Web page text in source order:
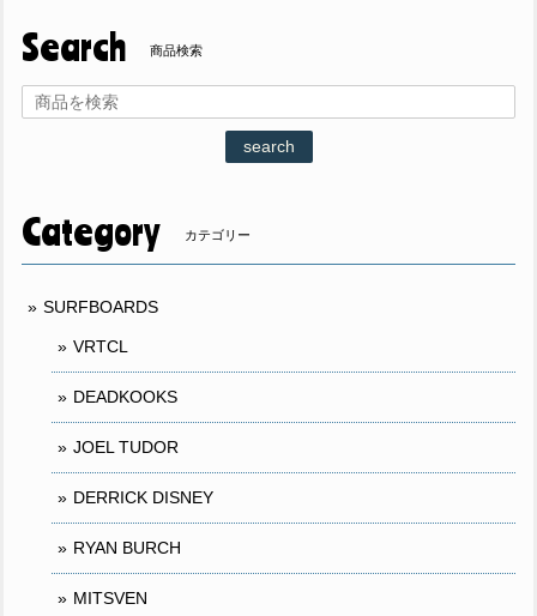
Search 商品検索
search
Category カテゴリー
SURFBOARDS
VRTCL
DEADKOOKS
JOEL TUDOR
DERRICK DISNEY
RYAN BURCH
MITSVEN